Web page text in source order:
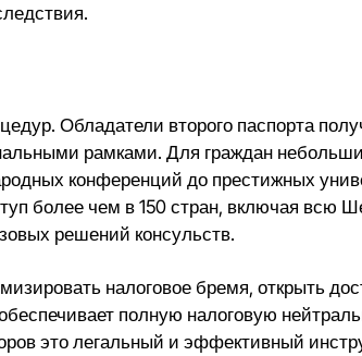
Обладатели второго паспорта
рамками. Для граждан
конференций до престижных
более чем в 150 стран, включая всю
решений консульств.
налоговое бремя, открыть
полную налоговую
это легальный и эффективный